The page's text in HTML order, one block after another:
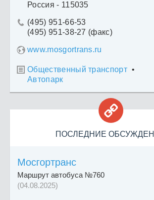
Россия - 115035
 (495) 951-66-53
(495) 951-38-27 (факс)
www.mosgortrans.ru
 Общественный транспорт •
Автопарк

ПОСЛЕДНИЕ
Мосгортранс
Маршрут автобуса №760
(04.08.2025)